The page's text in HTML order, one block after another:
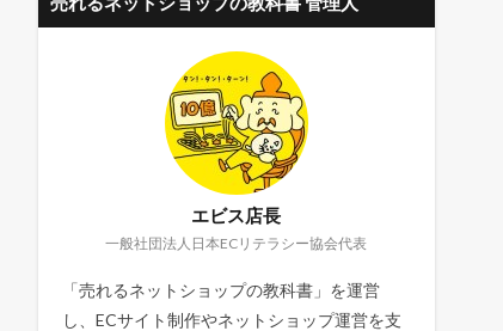
エビス店長
一般社団法人日本ECリテラシー協会代表
「売れるネットショップの教科書」を運営
し、ECサイト制作やネットショップ運営を支